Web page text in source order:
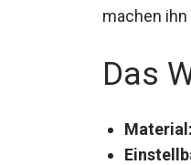
Textur
Das
Material: